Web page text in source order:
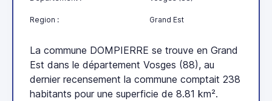
Region : Grand Est
La commune DOMPIERRE se trouve en Grand
Est dans le département Vosges (88), au
dernier recensement la commune comptait 238
habitants pour une superficie de 8.81 km².